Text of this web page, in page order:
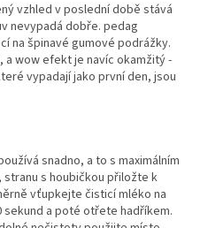
vzhled v poslední době stává
nevypadá dobře. pedag
na špinavé gumové podrážky.
wow efekt je navíc okamžitý -
vypadají jako první den, jsou
snadno, a to s maximálním
s houbičkou přiložte k
vťupkejte čisticí mléko na
a poté otřete hadříkem.